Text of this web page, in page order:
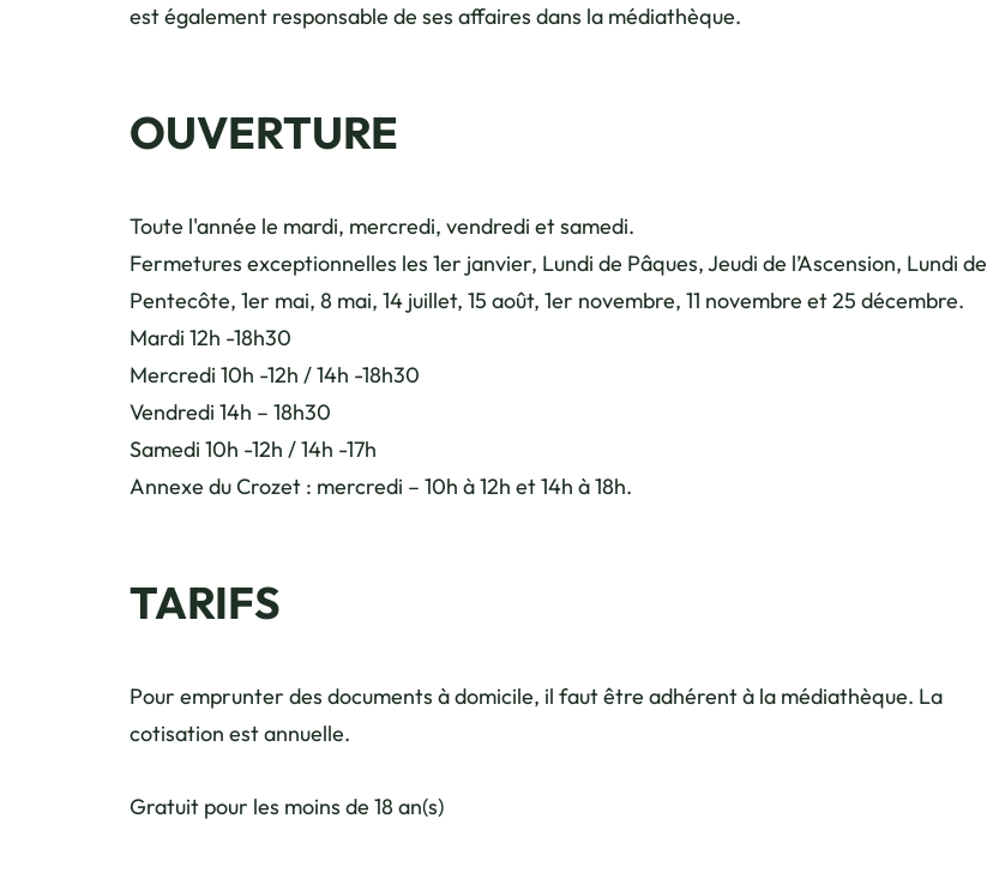
est également responsable de ses affaires dans la médiathèque.
OUVERTURE
Toute l'année le mardi, mercredi, vendredi et samedi.
Fermetures exceptionnelles les 1er janvier, Lundi de Pâques, Jeudi de l’Ascension, Lundi de
Pentecôte, 1er mai, 8 mai, 14 juillet, 15 août, 1er novembre, 11 novembre et 25 décembre.
Mardi 12h -18h30
Mercredi 10h -12h / 14h -18h30
Vendredi 14h – 18h30
Samedi 10h -12h / 14h -17h
Annexe du Crozet : mercredi – 10h à 12h et 14h à 18h.
TARIFS
Pour emprunter des documents à domicile, il faut être adhérent à la médiathèque. La
cotisation est annuelle.
Gratuit pour les moins de 18 an(s)